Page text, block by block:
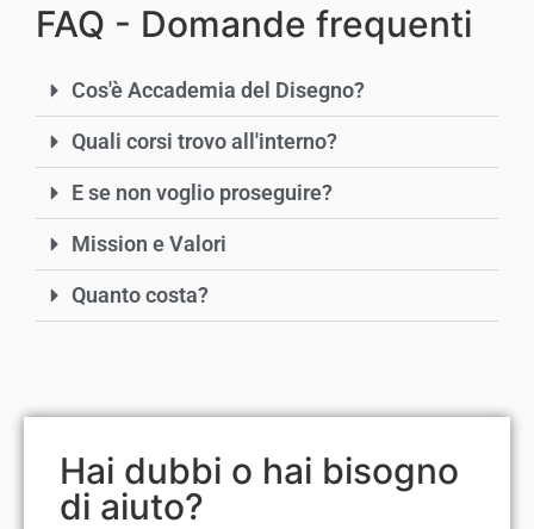
FAQ - Domande frequenti
Cos'è Accademia del Disegno?
Quali corsi trovo all'interno?
E se non voglio proseguire?
Mission e Valori
Quanto costa?
Hai dubbi o hai bisogno
di aiuto?